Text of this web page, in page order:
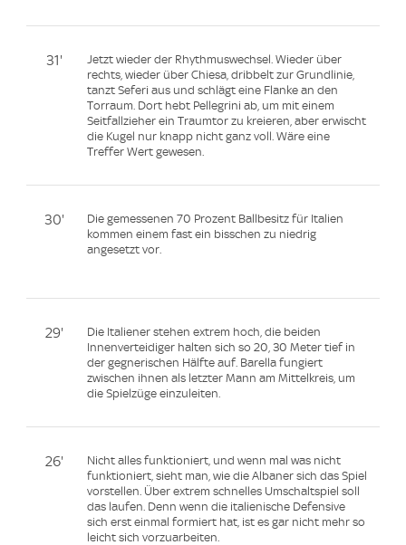
31'
Jetzt wieder der Rhythmuswechsel. Wieder über
rechts, wieder über Chiesa, dribbelt zur Grundlinie,
tanzt Seferi aus und schlägt eine Flanke an den
Torraum. Dort hebt Pellegrini ab, um mit einem
Seitfallzieher ein Traumtor zu kreieren, aber erwischt
die Kugel nur knapp nicht ganz voll. Wäre eine
Treffer Wert gewesen.
30'
Die gemessenen 70 Prozent Ballbesitz für Italien
kommen einem fast ein bisschen zu niedrig
angesetzt vor.
29'
Die Italiener stehen extrem hoch, die beiden
Innenverteidiger halten sich so 20, 30 Meter tief in
der gegnerischen Hälfte auf. Barella fungiert
zwischen ihnen als letzter Mann am Mittelkreis, um
die Spielzüge einzuleiten.
26'
Nicht alles funktioniert, und wenn mal was nicht
funktioniert, sieht man, wie die Albaner sich das Spiel
vorstellen. Über extrem schnelles Umschaltspiel soll
das laufen. Denn wenn die italienische Defensive
sich erst einmal formiert hat, ist es gar nicht mehr so
leicht sich vorzuarbeiten.